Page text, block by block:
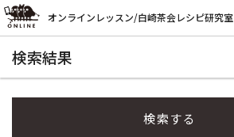
オンラインレッスン/白崎茶会レシピ研究室
検索結果
検索する